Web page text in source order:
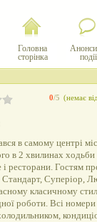
Головна
сторінка
події
0/5 (немає
в самому центрі
в 2 хвилинах
і ресторани. Гостям
Стандарт, Суперіор,
класичному
роботи. Всі